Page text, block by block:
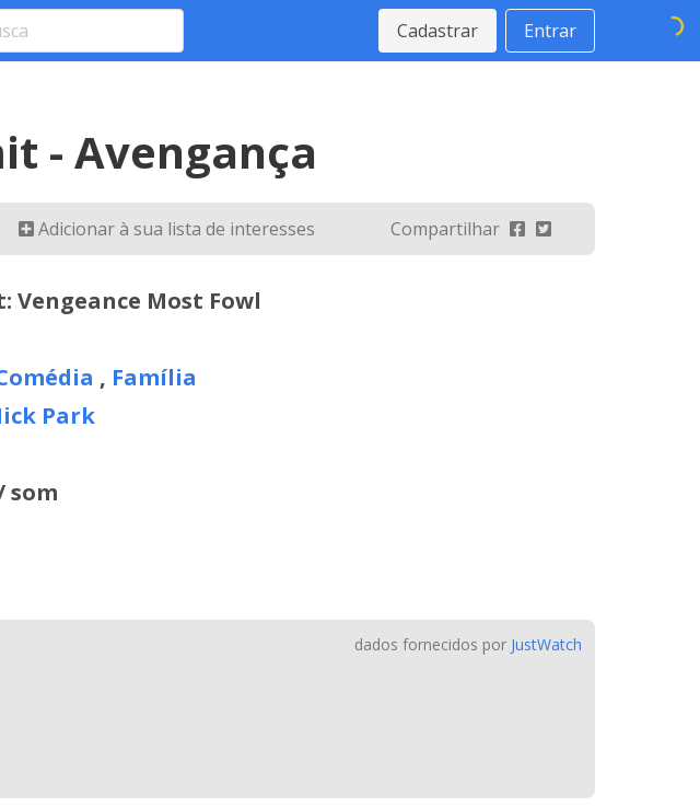
Cadastrar Entrar
- Avengança
Adicionar à sua lista de interesses Compartilhar
Vengeance Most Fowl
, Família
Park
som
dados fornecidos por JustWatch